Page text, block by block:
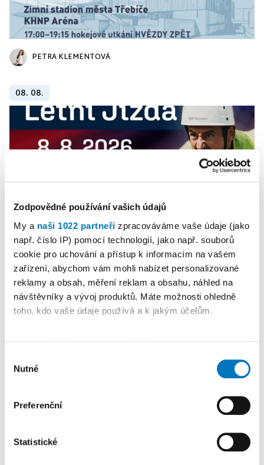
Zodpovědné používání vašich údajů
My a naši 1022 partneři zpracováváme vaše údaje (jako
např. číslo IP) pomocí technologií, jako např. souborů
cookie pro uchování a přístup k informacím na vašem
zařízení, abychom vám mohli nabízet personalizované
reklamy a obsah, měření reklam a obsahu, náhled na
návštěvníky a vývoj produktů. Máte možnosti ohledně
toho, kdo vaše údaje používá a k jakým účelům.
poloze, které mohou být přesné na několik metrů
skenování pro konkrétní charakteristiky (otisk prstu)
Zjistěte více o tom, jak zpracováváme vaše osobní
Svůj souhlas můžete kdykoliv změnit nebo odvolat v
souhlasu
Nutné
Preferenční
Statistické
PETRA KLEMENTOVÁ
08. 08.
PETRA KLEMENTOVÁ
08. 08.
PREMIUM